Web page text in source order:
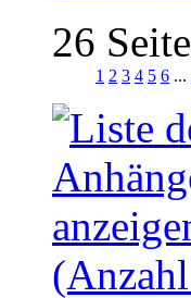
26
1 2 3 4 5 6 ...